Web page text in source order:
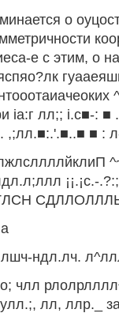
о
е с этим, о
iа:г лл;; i.c■-:
,;лл.■:.'.■..■ ■ :
¡¡.¡с.-
СДЛЛОЛЛЛЬ
лшч-ндл.лч.
члл
лл, ллр._